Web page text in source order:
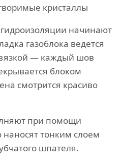
кристаллы
начинают
газоблока ведется
— каждый шов
блоком
смотрится красиво
при помощи
наносят тонким слоем
шпателя.